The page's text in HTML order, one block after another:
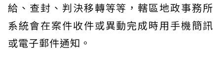
給、查封、判決移轉等等，轄區地政事務所
系統會在案件收件或異動完成時用手機簡訊
或電子郵件通知。